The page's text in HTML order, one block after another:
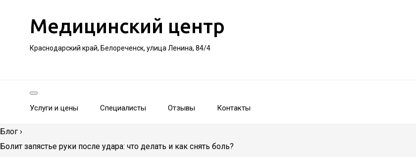
Медицинский центр
Краснодарский край, Белореченск, улица Ленина, 84/4
Услуги и цены Специалисты Отзывы Контакты
Блог ›
Болит запястье руки после удара: что делать и как снять боль?